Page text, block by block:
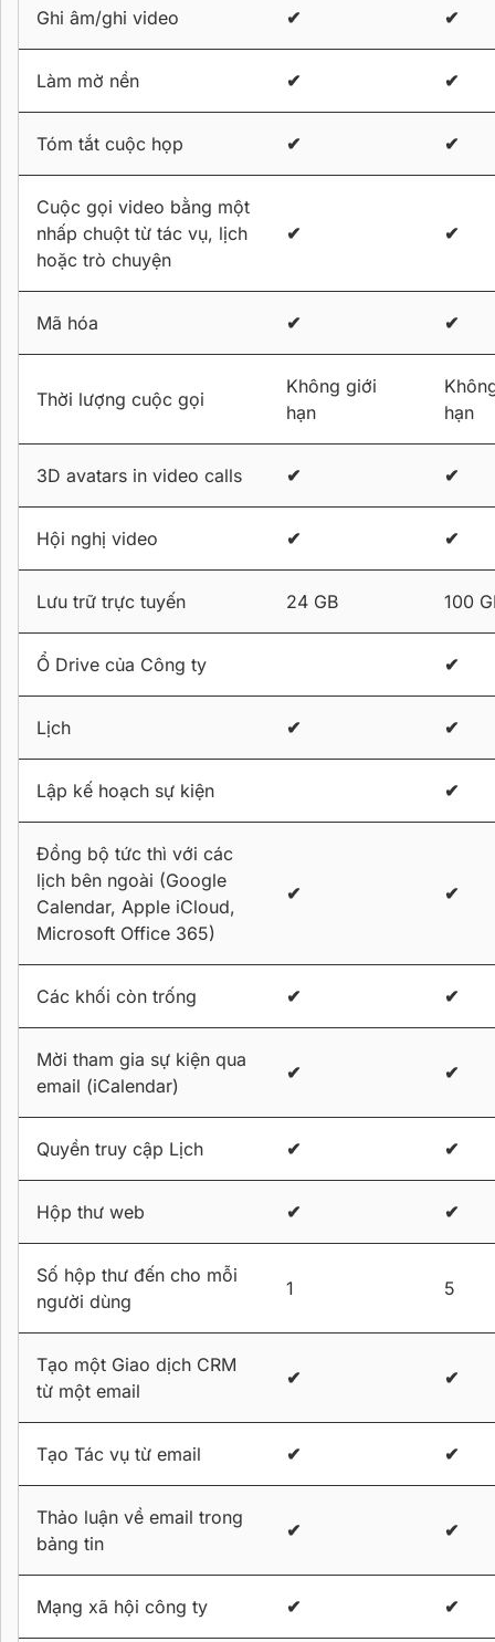
Ghi âm/ghi video ✔ ✔
Làm mờ nền ✔ ✔
Tóm tắt cuộc họp ✔ ✔
Cuộc gọi video bằng một
nhấp chuột từ tác vụ, lịch
hoặc trò chuyện
✔ ✔
Mã hóa ✔ ✔
Thời lượng cuộc gọi
Không giới
hạn
hạn
3D avatars in video calls ✔ ✔
Hội nghị video ✔ ✔
Lưu trữ trực tuyến 24 GB 100
Ổ Drive của Công ty ✔
Lịch ✔ ✔
Lập kế hoạch sự kiện ✔
Đồng bộ tức thì với các
lịch bên ngoài (Google
Calendar, Apple iCloud,
Microsoft Office 365)
✔ ✔
Các khối còn trống ✔ ✔
Mời tham gia sự kiện qua
email (iCalendar)
✔ ✔
Quyền truy cập Lịch ✔ ✔
Hộp thư web ✔ ✔
Số hộp thư đến cho mỗi
người dùng
1 5
Tạo một Giao dịch CRM
từ một email
✔ ✔
Tạo Tác vụ từ email ✔ ✔
Thảo luận về email trong
bảng tin
✔ ✔
Mạng xã hội công ty ✔ ✔